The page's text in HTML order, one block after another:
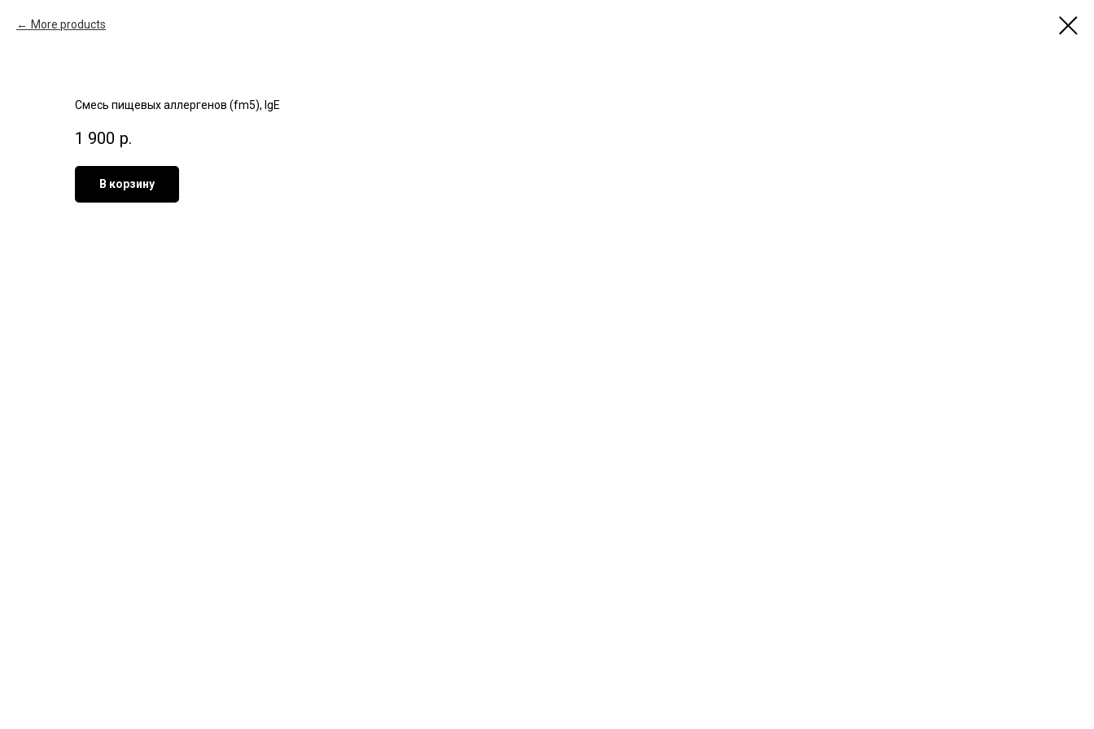
More products
Смесь пищевых аллергенов (fm5), IgE
1 900 р.
В корзину